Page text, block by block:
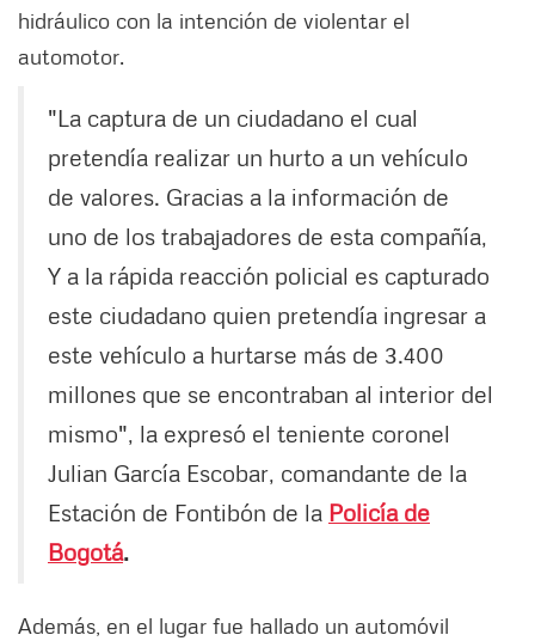
hidráulico con la intención de violentar el
automotor.
"La captura de un ciudadano el cual
pretendía realizar un hurto a un vehículo
de valores. Gracias a la información de
uno de los trabajadores de esta compañía,
Y a la rápida reacción policial es capturado
este ciudadano quien pretendía ingresar a
este vehículo a hurtarse más de 3.400
millones que se encontraban al interior del
mismo", la expresó el teniente coronel
Julian García Escobar, comandante de la
Estación de Fontibón de la Policía de
Bogotá.
Además, en el lugar fue hallado un automóvil